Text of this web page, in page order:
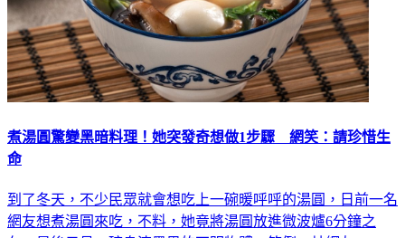
煮湯圓驚變黑暗料理！她突發奇想做1步驟 網笑：請珍惜生
命
到了冬天，不少民眾就會想吃上一碗暖呼呼的湯圓，日前一名
網友想煮湯圓來吃，不料，她竟將湯圓放進微波爐6分鐘之